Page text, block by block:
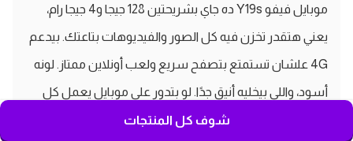
موبايل فيفو Y19s ده جاي بشريحتين 128 جيجا و4 جيجا رام،
يعني هتقدر تخزن فيه كل الصور والفيديوهات بتاعتك. بيدعم
4G علشان تستمتع بتصفح سريع ولعب أونلاين ممتاز. لونه
أسود، واللي بيخليه أنيق جدًا. لو بتدور على موبايل يعمل كل
اللي محتاجه بسعر مناسب، فيفو Y19s ده هيناسبك.
شوف كل المنتجات